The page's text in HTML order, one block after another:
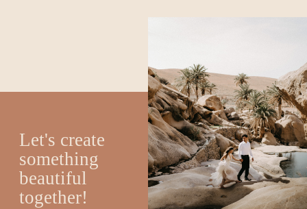
Let's create
something
beautiful
together!